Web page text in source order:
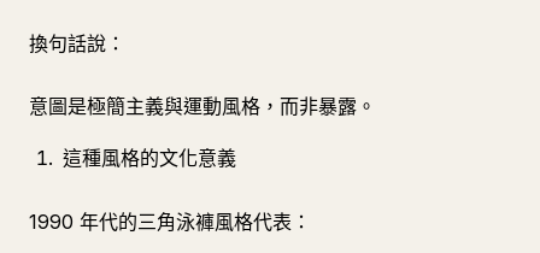
換句話說：
意圖是極簡主義與運動風格，而非暴露。
這種風格的文化意義
1990 年代的三角泳褲風格代表：